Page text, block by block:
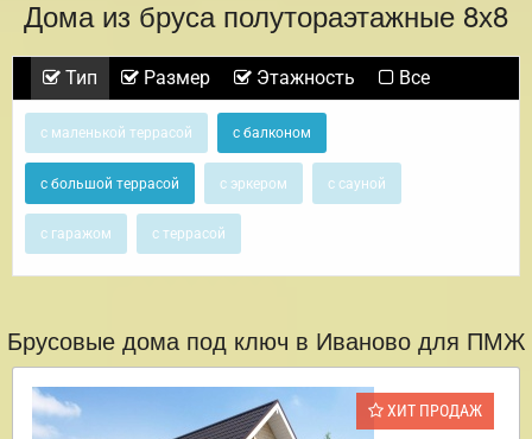
Дома из бруса полутораэтажные 8х8
Тип Размер Этажность Все
с маленькой террасой с балконом
с большой террасой с эркером с сауной
с гаражом с террасой
Брусовые дома под ключ в Иваново для ПМЖ
ХИТ ПРОДАЖ